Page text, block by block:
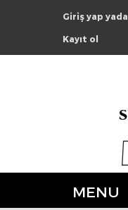
Giriş yap yada
Kayıt ol